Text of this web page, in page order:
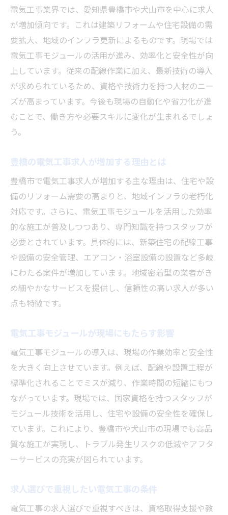
電気工事業界では、愛知県豊橋市や犬山市を中心に求人
が増加傾向です。これは建築リフォームや住宅設備の需
要拡大、地域のインフラ更新によるものです。現場では
電気工事モジュールの活用が進み、効率化と安全性が向
上しています。従来の配線作業に加え、最新技術の導入
が求められているため、資格や技術力を持つ人材のニー
ズが高まっています。今後も現場の自動化や省力化が進
むことで、働き方や必要スキルに変化が生まれるでしょ
う。
豊橋の電気工事求人が増加する理由とは
豊橋市で電気工事求人が増加する主な理由は、住宅や設
備のリフォーム需要の高まりと、地域インフラの老朽化
対応です。さらに、電気工事モジュールを活用した効率
的な施工が普及しつつあり、専門知識を持つスタッフが
必要とされています。具体的には、新築住宅の配線工事
や設備の安全管理、エアコン・浴室設備の設置など多岐
にわたる案件が増加しています。地域密着型の業者がき
め細やかなサービスを提供し、信頼性の高い求人が多い
点も特徴です。
電気工事モジュールが現場にもたらす影響
電気工事モジュールの導入は、現場の作業効率と安全性
を大きく向上させています。例えば、配線や設置工程が
標準化されることでミスが減り、作業時間の短縮にもつ
ながっています。現場では、国家資格を持つスタッフが
モジュール技術を活用し、住宅や設備の安全性を確保し
ています。これにより、豊橋市や犬山市の現場でも高品
質な施工が実現し、トラブル発生リスクの低減やアフタ
ーサービスの充実が図られています。
求人選びで重視したい電気工事の条件
電気工事の求人選びで重視すべきは、資格取得支援や教